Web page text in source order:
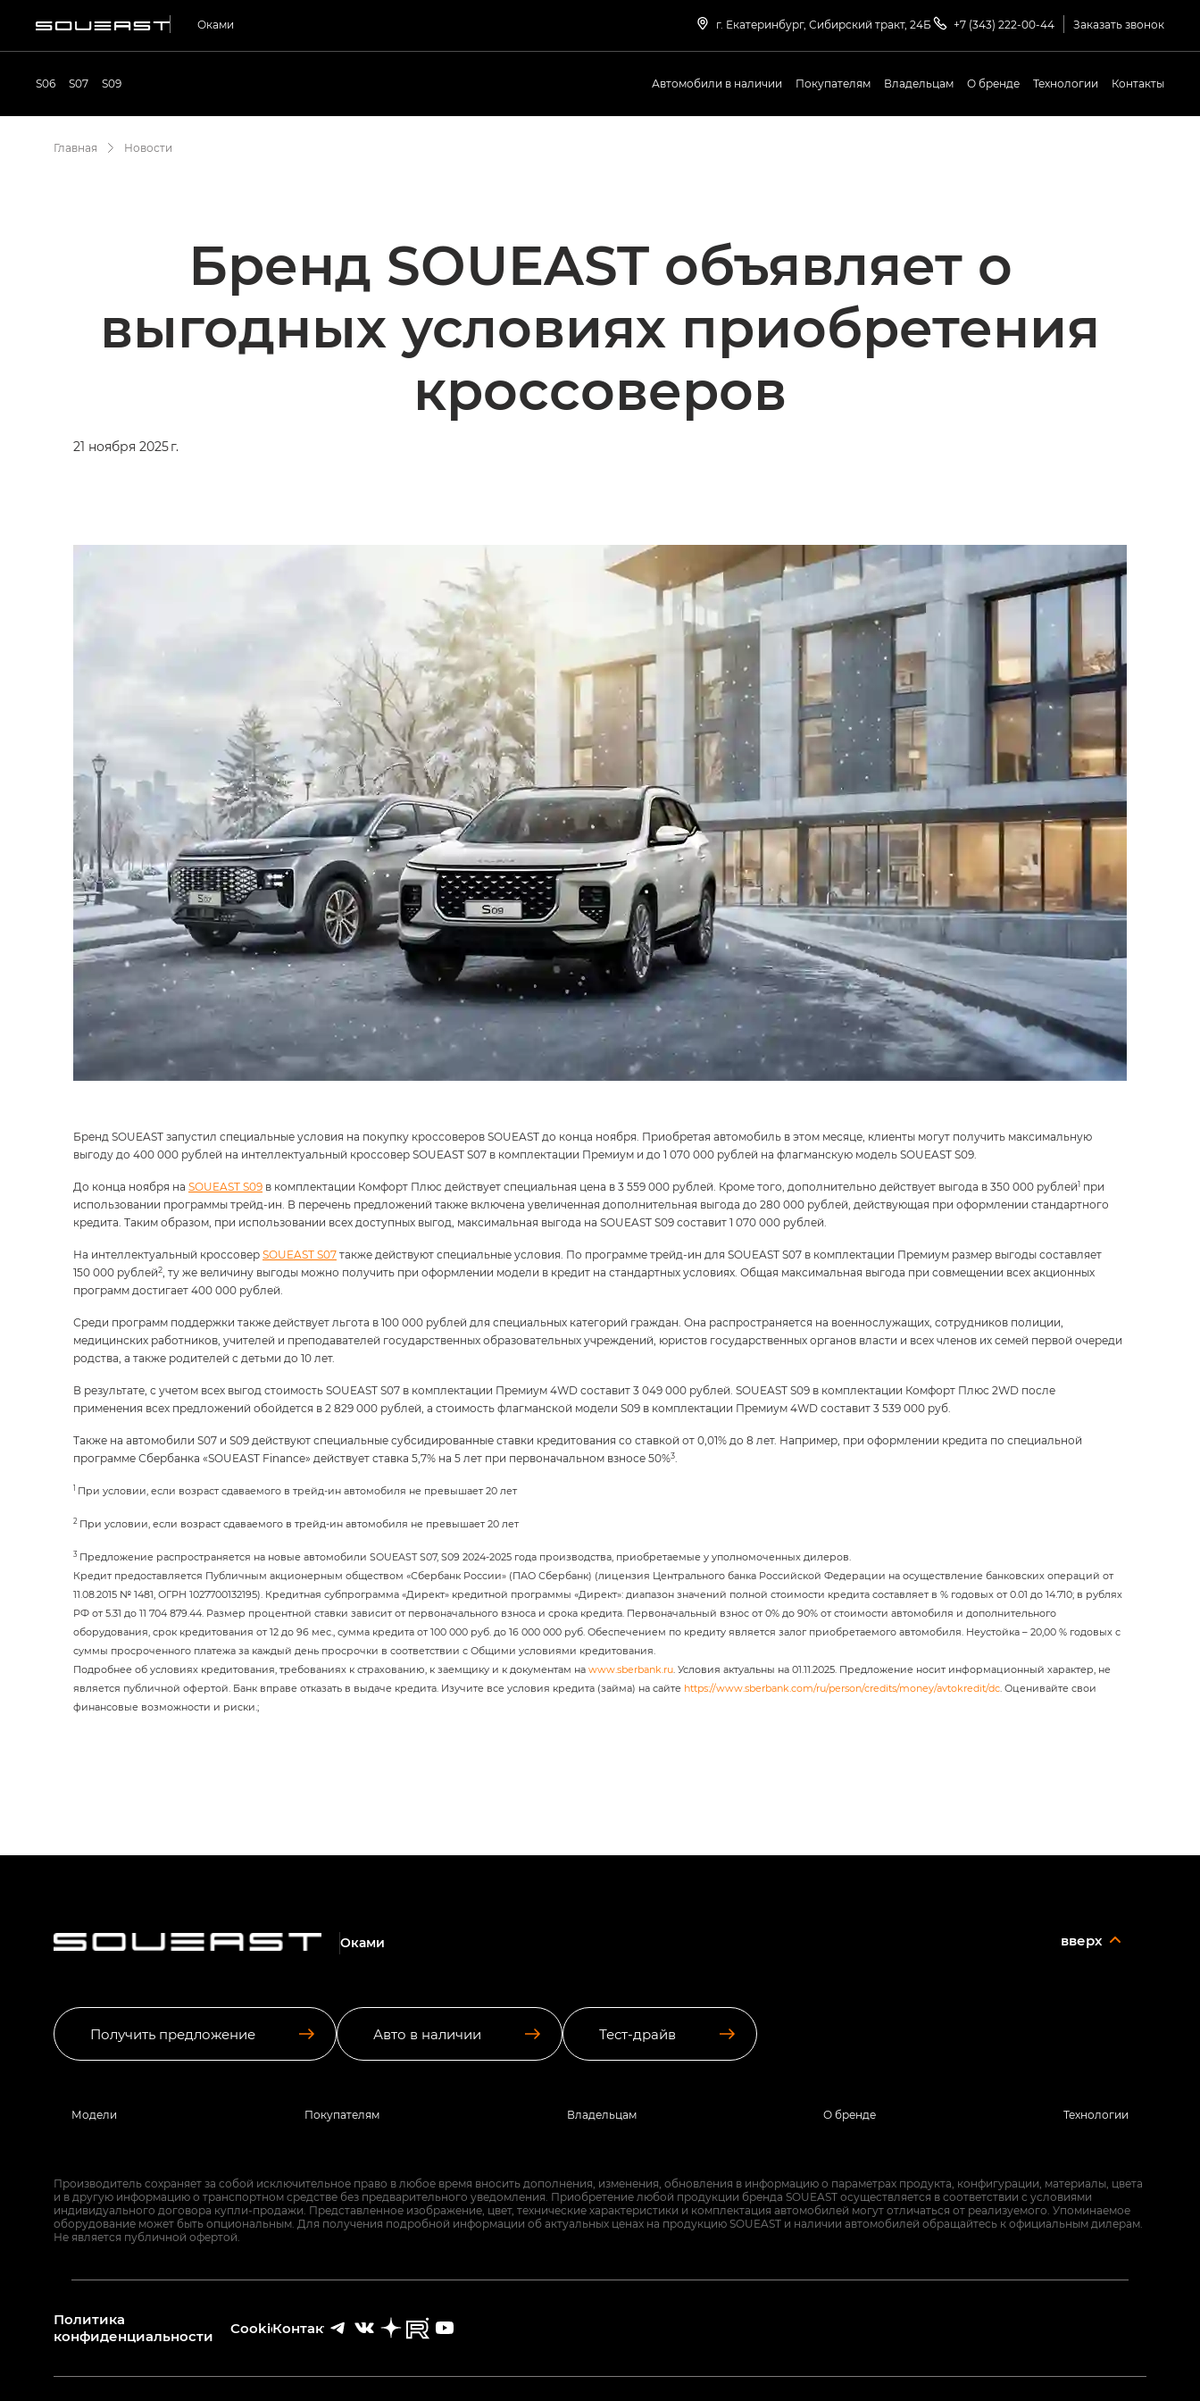
Оками г. Екатеринбург, Сибирский тракт, 24Б +7 (343) 222-00-44 Заказать звонок
S06 S07 S09 Автомобили в наличии Покупателям Владельцам О бренде Технологии Контакты
Главная Новости
Бренд SOUEAST объявляет о
выгодных условиях приобретения
кроссоверов
21 ноября 2025 г.
Бренд SOUEAST запустил специальные условия на покупку кроссоверов SOUEAST до конца ноября. Приобретая автомобиль в этом месяце, клиенты могут получить максимальную
выгоду до 400 000 рублей на интеллектуальный кроссовер SOUEAST S07 в комплектации Премиум и до 1 070 000 рублей на флагманскую модель SOUEAST S09.
До конца ноября на SOUEAST S09 в комплектации Комфорт Плюс действует специальная цена в 3 559 000 рублей. Кроме того, дополнительно действует выгода в 350 000 рублей1 при
использовании программы трейд-ин. В перечень предложений также включена увеличенная дополнительная выгода до 280 000 рублей, действующая при оформлении стандартного
кредита. Таким образом, при использовании всех доступных выгод, максимальная выгода на SOUEAST S09 составит 1 070 000 рублей.
На интеллектуальный кроссоверSOUEAST S07также действуют специальные условия. По программе трейд-ин для SOUEAST S07 в комплектации Премиум размер выгоды составляет
150 000 рублей2 , ту же величину выгоды можно получить при оформлении модели в кредит на стандартных условиях. Общая максимальная выгода при совмещении всех акционных
программ достигает 400 000 рублей.
Среди программ поддержки также действует льгота в 100 000 рублей для специальных категорий граждан. Она распространяется на военнослужащих, сотрудников полиции,
медицинских работников, учителей и преподавателей государственных образовательных учреждений, юристов государственных органов власти и всех членов их семей первой очереди
родства, а также родителей с детьми до 10 лет.
В результате, с учетом всех выгод стоимость SOUEAST S07 в комплектации Премиум 4WD составит 3 049 000 рублей. SOUEAST S09 в комплектации Комфорт Плюс 2WD после
применения всех предложений обойдется в 2 829 000 рублей, а стоимость флагманской модели S09 в комплектации Премиум 4WD составит 3 539 000 руб.
Также на автомобили S07 и S09 действуют специальные субсидированные ставки кредитования со ставкой от 0,01% до 8 лет. Например, при оформлении кредита по специальной
программе Сбербанка «SOUEAST Finance» действует ставка 5,7% на 5 лет при первоначальном взносе 50%3
1 При условии, если возраст сдаваемого в трейд-ин автомобиля не превышает 20 лет
2 При условии, если возраст сдаваемого в трейд-ин автомобиля не превышает 20 лет
3 Предложение распространяется на новые автомобили SOUEAST S07, S09 2024-2025 года производства, приобретаемые у уполномоченных дилеров.
Кредит предоставляется Публичным акционерным обществом «Сбербанк России» (ПАО Сбербанк) (лицензия Центрального банка Российской Федерации на осуществление банковских операций от
11.08.2015 № 1481, ОГРН 1027700132195). Кредитная субпрограмма «Директ» кредитной программы «Директ»: диапазон значений полной стоимости кредита составляет в % годовых от 0.01 до 14.710; в рублях
РФ от 5.31 до 11 704 879.44. Размер процентной ставки зависит от первоначального взноса и срока кредита. Первоначальный взнос от 0% до 90% от стоимости автомобиля и дополнительного
оборудования, срок кредитования от 12 до 96 мес., сумма кредита от 100 000 руб. до 16 000 000 руб. Обеспечением по кредиту является залог приобретаемого автомобиля. Неустойка – 20,00 % годовых с
суммы просроченного платежа за каждый день просрочки в соответствии с Общими условиями кредитования.
Подробнее об условиях кредитования, требованиях к страхованию, к заемщику и к документам на www.sberbank.ru. Условия актуальны на 01.11.2025. Предложение носит информационный характер, не
является публичной офертой. Банк вправе отказать в выдаче кредита. Изучите все условия кредита (займа) на сайте https://www.sberbank.com/ru/person/credits/money/avtokredit/dc. Оценивайте свои
финансовые возможности и риски.;
Получить предложение Авто в наличии Тест-драйв
вверх
Оками
Модели Покупателям Владельцам О бренде Технологии
Производитель сохраняет за собой исключительное право в любое время вносить дополнения, изменения, обновления в информацию о параметрах продукта, конфигурации, материалы, цвета
и в другую информацию о транспортном средстве без предварительного уведомления. Приобретение любой продукции бренда SOUEAST осуществляется в соответствии с условиями
индивидуального договора купли-продажи. Представленное изображение, цвет, технические характеристики и комплектация автомобилей могут отличаться от реализуемого. Упоминаемое
оборудование может быть опциональным. Для получения подробной информации об актуальных ценах на продукцию SOUEAST и наличии автомобилей обращайтесь к официальным дилерам.
Не является публичной офертой.
Политика
конфиденциальности
CookiesКонтакты